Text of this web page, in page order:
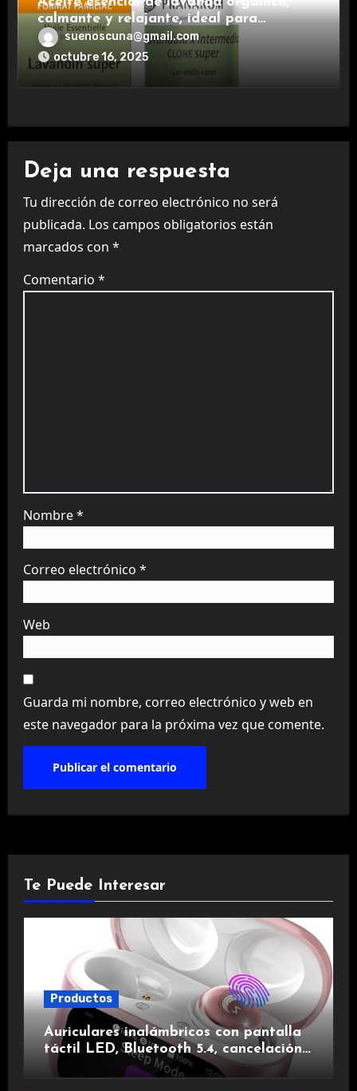
calmante y relajante, ideal para
aromaterapia.
suenoscuna@gmail.com
octubre 16, 2025
Deja una respuesta
Tu dirección de correo electrónico no será
publicada. Los campos obligatorios están
marcados con *
Comentario *
Nombre*
Correo electrónico *
Web
Guarda mi nombre, correo electrónico y web en
este navegador para la próxima vez que comente.
Te Puede Interesar
Productos
Auriculares inalámbricos con pantalla
táctil LED, Bluetooth 5.4, cancelación
de ruido, impermeables y de larga
duración.